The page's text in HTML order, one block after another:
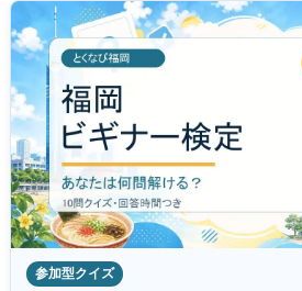
参加型クイズ